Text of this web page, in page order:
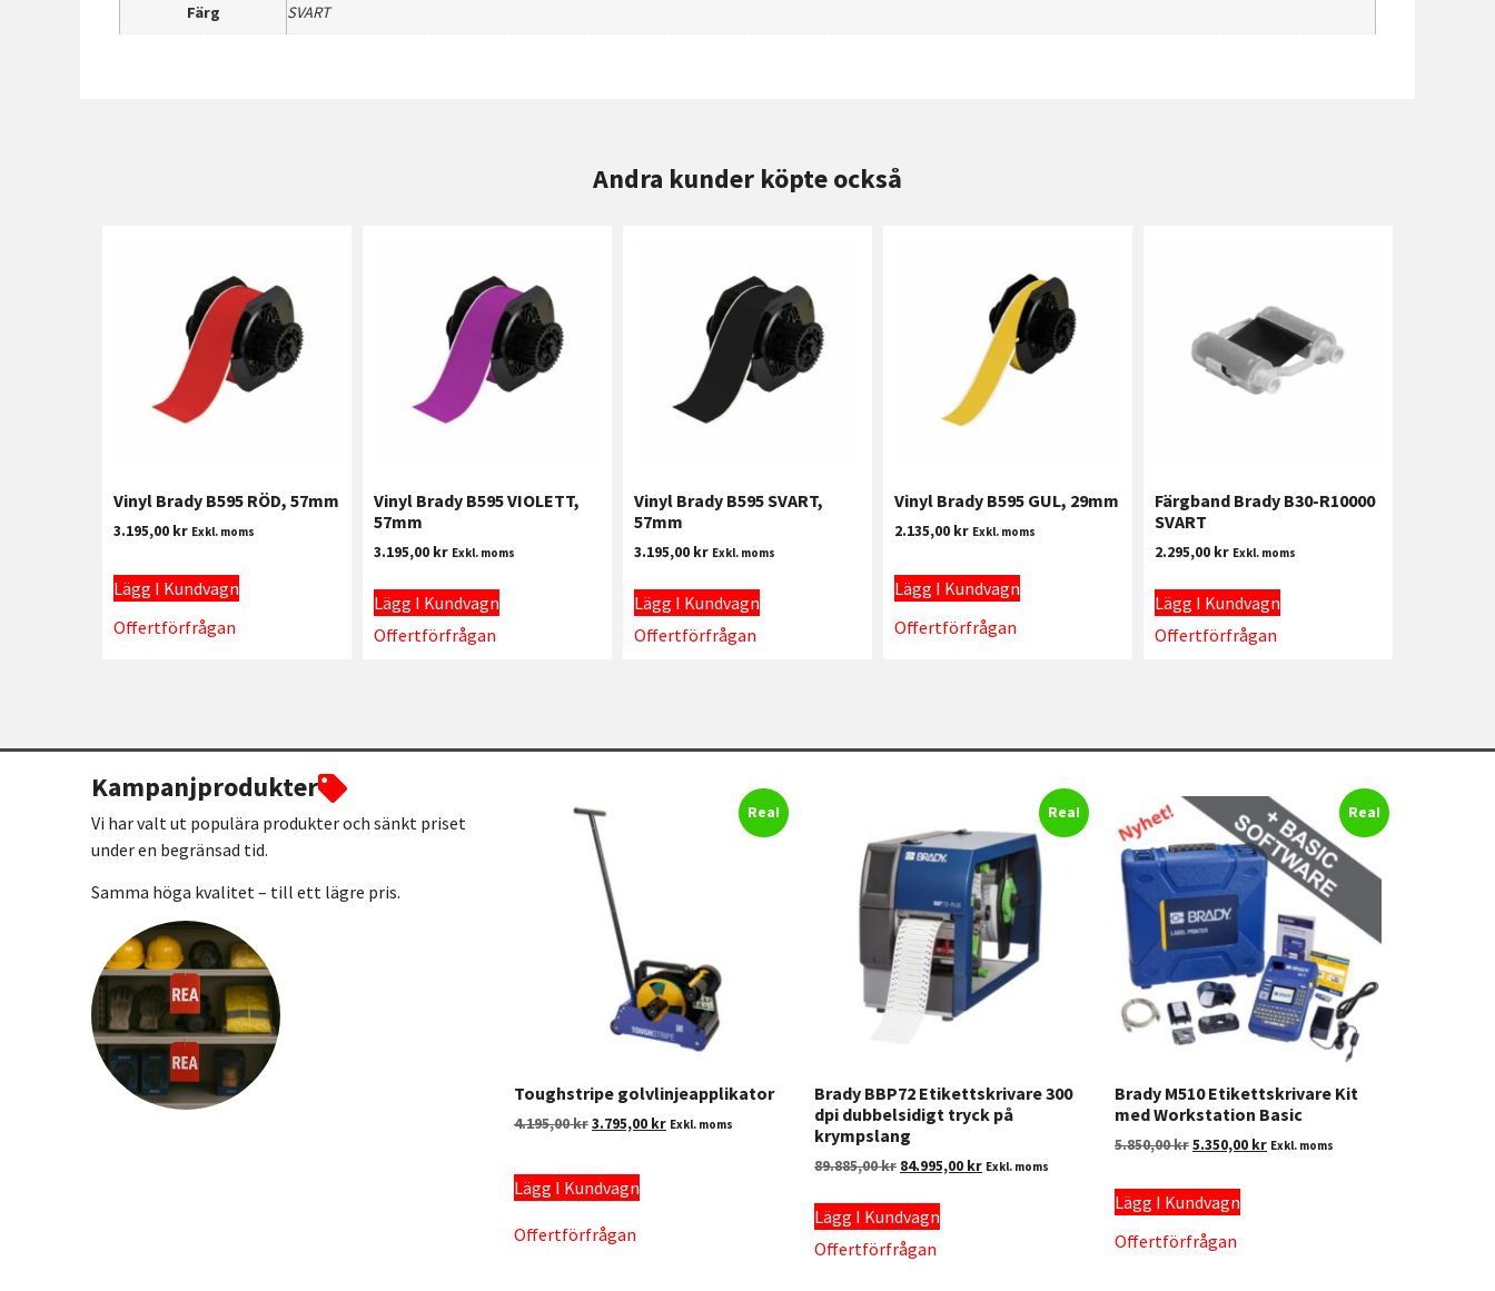
Färg SVART
Andra kunder köpte också
Vinyl Brady B595 RÖD, 57mm
3.195,00 kr Exkl. moms
Lägg I Kundvagn
Offertförfrågan
Vinyl Brady B595 VIOLETT,
57mm
3.195,00 kr Exkl. moms
Lägg I Kundvagn
Offertförfrågan
Vinyl Brady B595 SVART,
57mm
3.195,00 kr Exkl. moms
Lägg I Kundvagn
Offertförfrågan
Vinyl Brady B595 GUL, 29mm
2.135,00 kr Exkl. moms
Lägg I Kundvagn
Offertförfrågan
Färgband Brady B30-R10000
SVART
2.295,00 kr Exkl. moms
Lägg I Kundvagn
Offertförfrågan
Kampanjprodukter
Vi har valt ut populära produkter och sänkt priset
under en begränsad tid.
Samma höga kvalitet – till ett lägre pris.
Rea!
Toughstripe golvlinjeapplikator
4.195,00kr3.795,00 kr Exkl. moms
Lägg I Kundvagn
Offertförfrågan
Rea!
Brady BBP72 Etikettskrivare 300
dpi dubbelsidigt tryck på
krympslang
89.885,00kr 84.995,00 kr Exkl. moms
Lägg I Kundvagn
Offertförfrågan
Rea!
Brady M510 Etikettskrivare Kit
med Workstation Basic
5.850,00kr5.350,00 kr Exkl. moms
Lägg I Kundvagn
Offertförfrågan